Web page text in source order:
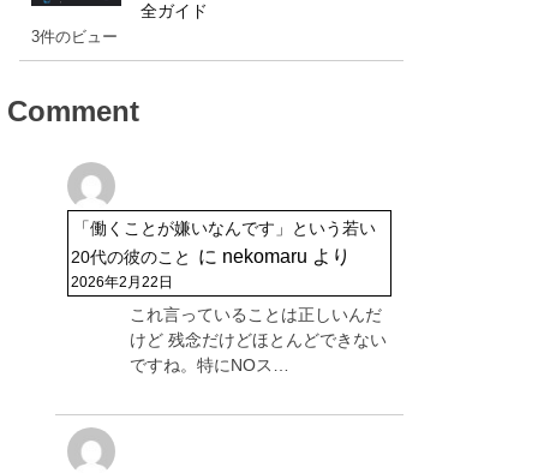
全ガイド
3件のビュー
Comment
「働くことが嫌いなんです」という若い
20代の彼のこと
に nekomaru より
2026年2月22日
これ言っていることは正しいんだ
けど 残念だけどほとんどできない
ですね。特にNOス…